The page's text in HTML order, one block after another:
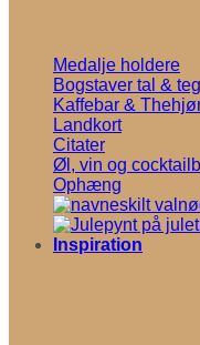
Medalje holdere
Bogstaver tal &
Kaffebar &
Landkort
Citater
Øl, vin og
Ophæng
Inspiration